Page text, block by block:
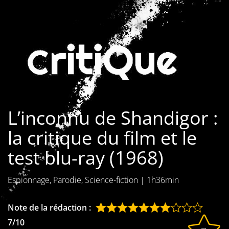
Les films par
Séries
Les films
interdits
Les Dossiers
Les disparus
Les acteurs
Les actrices
Les réalisateurs
L’inconnu de Shandigor :
la critique du film et le
test blu-ray (1968)
Espionnage, Parodie, Science-fiction | 1h36min
Note de la rédaction :
7/10